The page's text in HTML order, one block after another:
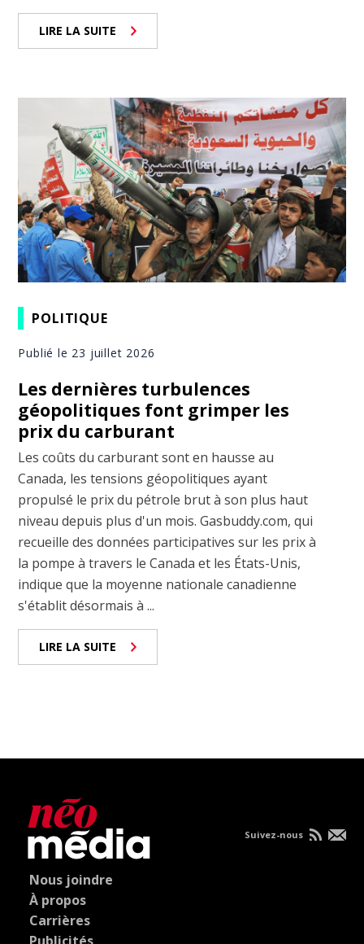
LIRE LA SUITE
POLITIQUE
Publié le 23 juillet 2026
Les dernières turbulences
géopolitiques font grimper les
prix du carburant
Les coûts du carburant sont en hausse au
Canada, les tensions géopolitiques ayant
propulsé le prix du pétrole brut à son plus haut
niveau depuis plus d'un mois. Gasbuddy.com, qui
recueille des données participatives sur les prix à
la pompe à travers le Canada et les États-Unis,
indique que la moyenne nationale canadienne
s'établit désormais à ...
LIRE LA SUITE
Nous joindre
À propos
Carrières
Suivez-nous